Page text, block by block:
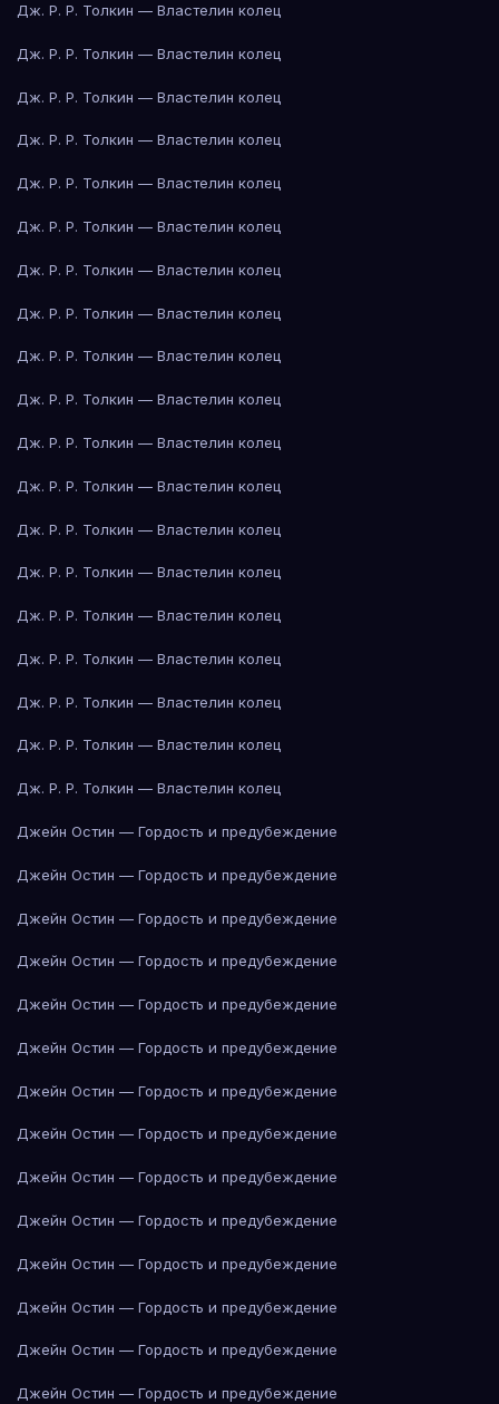
Дж. Р. Р. Толкин — Властелин колец
Дж. Р. Р. Толкин — Властелин колец
Дж. Р. Р. Толкин — Властелин колец
Дж. Р. Р. Толкин — Властелин колец
Дж. Р. Р. Толкин — Властелин колец
Дж. Р. Р. Толкин — Властелин колец
Дж. Р. Р. Толкин — Властелин колец
Дж. Р. Р. Толкин — Властелин колец
Дж. Р. Р. Толкин — Властелин колец
Дж. Р. Р. Толкин — Властелин колец
Дж. Р. Р. Толкин — Властелин колец
Дж. Р. Р. Толкин — Властелин колец
Дж. Р. Р. Толкин — Властелин колец
Дж. Р. Р. Толкин — Властелин колец
Дж. Р. Р. Толкин — Властелин колец
Дж. Р. Р. Толкин — Властелин колец
Дж. Р. Р. Толкин — Властелин колец
Дж. Р. Р. Толкин — Властелин колец
Дж. Р. Р. Толкин — Властелин колец
Джейн Остин — Гордость и предубеждение
Джейн Остин — Гордость и предубеждение
Джейн Остин — Гордость и предубеждение
Джейн Остин — Гордость и предубеждение
Джейн Остин — Гордость и предубеждение
Джейн Остин — Гордость и предубеждение
Джейн Остин — Гордость и предубеждение
Джейн Остин — Гордость и предубеждение
Джейн Остин — Гордость и предубеждение
Джейн Остин — Гордость и предубеждение
Джейн Остин — Гордость и предубеждение
Джейн Остин — Гордость и предубеждение
Джейн Остин — Гордость и предубеждение
Джейн Остин — Гордость и предубеждение